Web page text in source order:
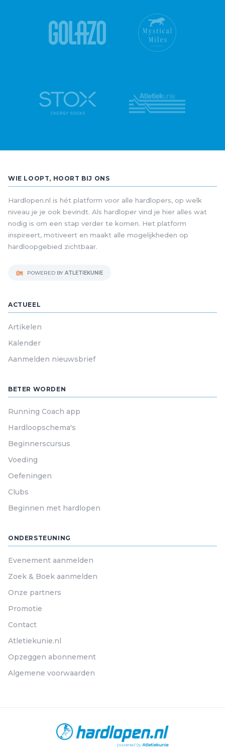
WIE LOOPT, HOORT BIJ ONS
Hardlopen.nl is hét platform voor alle hardlopers, op welk
niveau je je ook bevindt. Als hardloper vind je hier alles wat
nodig is om een stap verder te komen. Het platform
inspireert, motiveert en maakt alle mogelijkheden op
hardloopgebied zichtbaar.
POWERED BY ATLETIEKUNIE
ACTUEEL
Artikelen
Kalender
Aanmelden nieuwsbrief
BETER WORDEN
Running Coach app
Hardloopschema's
Beginnerscursus
Voeding
Oefeningen
Clubs
Beginnen met hardlopen
ONDERSTEUNING
Evenement aanmelden
Zoek & Boek aanmelden
Onze partners
Promotie
Contact
Atletiekunie.nl
Opzeggen abonnement
Algemene voorwaarden